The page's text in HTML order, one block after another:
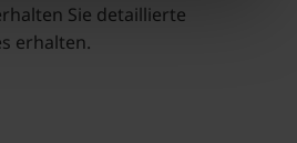
Sie detaillierte
erhalten.